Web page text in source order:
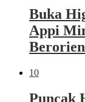
Buka
Appi
10
Puncak